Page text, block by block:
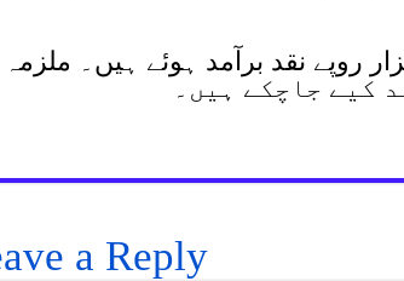
کے مطابق ملزمہ کے قبضے سے 5 لاکھ 75 ہزار روپے نقد برآمد ہوئے ہیں۔ ملزمہ
a Reply